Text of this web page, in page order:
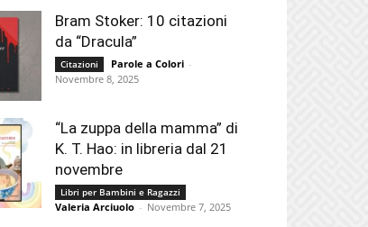
Bram Stoker: 10 citazioni
da “Dracula”
Citazioni Parole a Colori -
Novembre 8, 2025
“La zuppa della mamma” di
K. T. Hao: in libreria dal 21
novembre
Libri per Bambini e Ragazzi
Valeria Arciuolo - Novembre 7, 2025